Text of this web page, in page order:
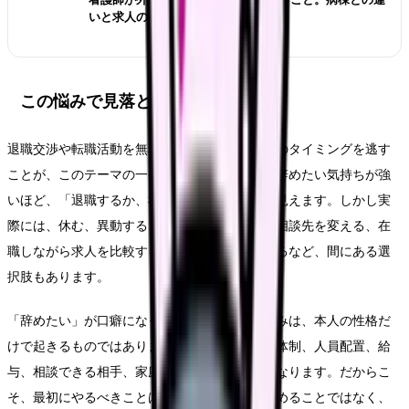
いと求人の見方
この悩みで見落としやすいリスク
退職交渉や転職活動を無理に進め、休養や受診のタイミングを逃す
ことが、このテーマの一番大きなリスクです。辞めたい気持ちが強
いほど、「退職するか、我慢するか」の二択に見えます。しかし実
際には、休む、異動する、勤務形態を変える、相談先を変える、在
職しながら求人を比較する、退職時期を調整するなど、間にある選
択肢もあります。
「辞めたい」が口癖になっている自分という悩みは、本人の性格だ
けで起きるものではありません。勤務表、教育体制、人員配置、給
与、相談できる相手、家庭事情、体調の波が重なります。だからこ
そ、最初にやるべきことは「自分が弱い」と決めることではなく、